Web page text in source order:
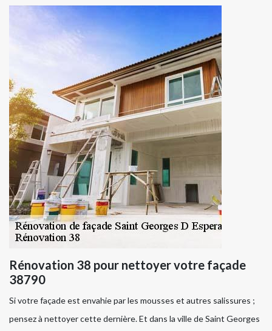
Rénovation 38 pour nettoyer votre façade
38790
Si votre façade est envahie par les mousses et autres salissures ;
pensez à nettoyer cette dernière. Et dans la ville de Saint Georges